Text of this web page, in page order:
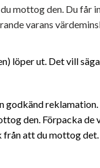
mottog den. Du får
varans
löper ut. Det vill
godkänd
den. Förpacka
från att du mottog det.